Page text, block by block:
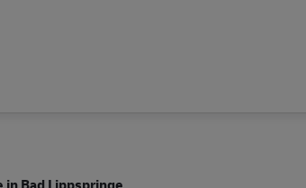
Bad Lippspringe